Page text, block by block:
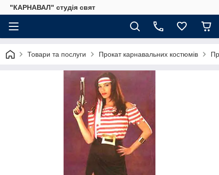
"КАРНАВАЛ" студія свят
Товари та послуги Прокат карнавальних костюмів